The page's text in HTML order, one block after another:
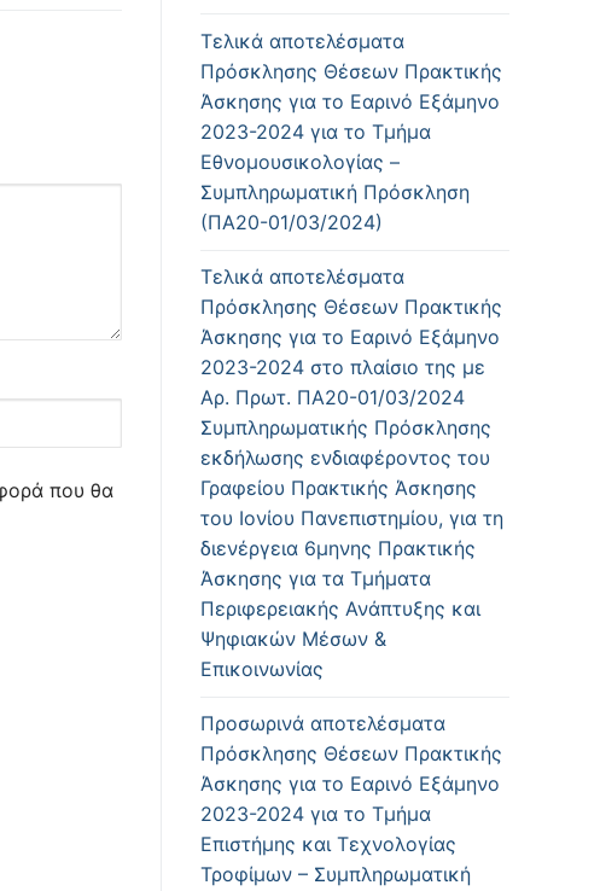
που θα
Τελικά αποτελέσματα
Πρόσκλησης Θέσεων Πρακτικής
Άσκησης για το Εαρινό Εξάμηνο
2023-2024 για το Τμήμα
Εθνομουσικολογίας –
Συμπληρωματική Πρόσκληση
(ΠΑ20-01/03/2024)
Τελικά αποτελέσματα
Πρόσκλησης Θέσεων Πρακτικής
Άσκησης για το Εαρινό Εξάμηνο
2023-2024 στο πλαίσιο της με
Αρ. Πρωτ. ΠΑ20-01/03/2024
Συμπληρωματικής Πρόσκλησης
εκδήλωσης ενδιαφέροντος του
Γραφείου Πρακτικής Άσκησης
του Ιονίου Πανεπιστημίου, για τη
διενέργεια 6μηνης Πρακτικής
Άσκησης για τα Τμήματα
Περιφερειακής Ανάπτυξης και
Ψηφιακών Μέσων &
Επικοινωνίας
Προσωρινά αποτελέσματα
Πρόσκλησης Θέσεων Πρακτικής
Άσκησης για το Εαρινό Εξάμηνο
2023-2024 για το Τμήμα
Επιστήμης και Τεχνολογίας
Τροφίμων – Συμπληρωματική